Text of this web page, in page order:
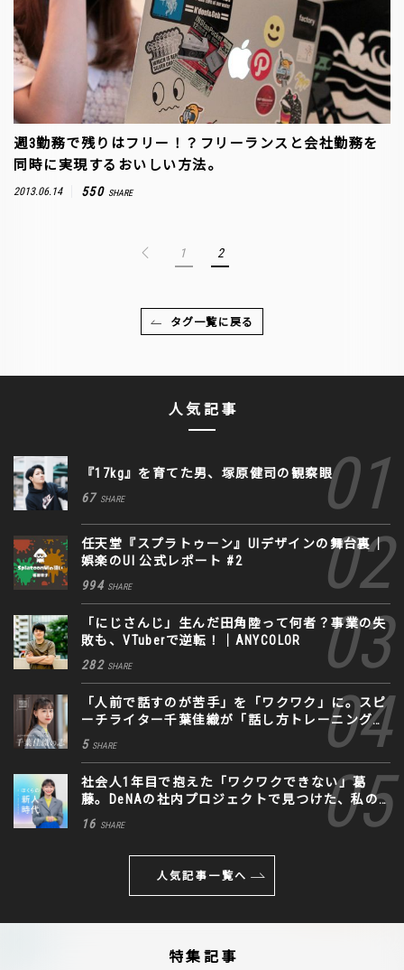
週3勤務で残りはフリー！？フリーランスと会社勤務を
同時に実現するおいしい方法。
2013.06.14 550 SHARE
1 2
タグ一覧に戻る
人気記事
『17kg』を育てた男、塚原健司の観察眼
67 SHARE
任天堂『スプラトゥーン』UIデザインの舞台裏｜
娯楽のUI 公式レポート #2
994 SHARE
「にじさんじ」生んだ田角陸って何者？事業の失
敗も、VTuberで逆転！｜ANYCOLOR
282 SHARE
「人前で話すのが苦手」を「ワクワク」に。スピ
ーチライター千葉佳織が「話し方トレーニング」
に込めた思い
5 SHARE
社会人1年目で抱えた「ワクワクできない」葛
藤。DeNAの社内プロジェクトで見つけた、私の
生きる道
16 SHARE
人気記事一覧へ
特集記事